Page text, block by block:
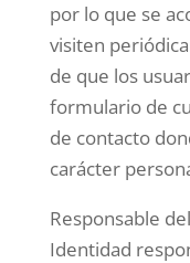
por lo que se
visiten
de que los
formulario de
de contacto
carácter
Responsable
Identidad